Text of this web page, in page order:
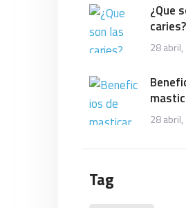
¿Que
caries?
28
28
Tag